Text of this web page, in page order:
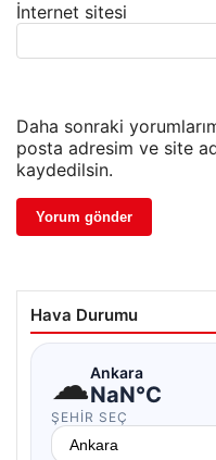
İnternet sitesi
Daha sonraki
posta adresim ve site
kaydedilsin.
Hava Durumu
☁Ankara
NaN°C
ŞEHIR SEÇ